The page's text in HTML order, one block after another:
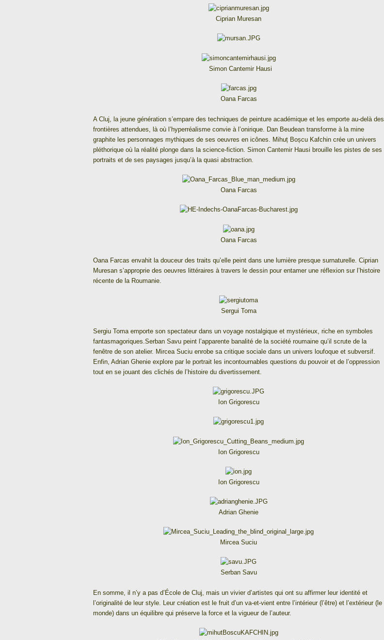
Ciprian Muresan
Simon Cantemir Hausi
Oana Farcas
A Cluj, la jeune génération s’empare des techniques de peinture académique et les emporte au-delà des
frontières attendues, là où l’hyperréalisme convie à l’onirique. Dan Beudean transforme à la mine
graphite les personnages mythiques de ses oeuvres en icônes. Mihuț Boșcu Kafchin crée un univers
pléthorique où la réalité plonge dans la science-fiction. Simon Cantemir Hausi brouille les pistes de ses
portraits et de ses paysages jusqu’à la quasi abstraction.
Oana Farcas
Oana Farcas
Oana Farcas envahit la douceur des traits qu’elle peint dans une lumière presque surnaturelle. Ciprian
Muresan s’approprie des oeuvres littéraires à travers le dessin pour entamer une réflexion sur l’histoire
récente de la Roumanie.
Sergui Toma
Sergiu Toma emporte son spectateur dans un voyage nostalgique et mystérieux, riche en symboles
fantasmagoriques.Serban Savu peint l’apparente banalité de la société roumaine qu’il scrute de la
fenêtre de son atelier. Mircea Suciu enrobe sa critique sociale dans un univers loufoque et subversif.
Enfin, Adrian Ghenie explore par le portrait les incontournables questions du pouvoir et de l’oppression
tout en se jouant des clichés de l’histoire du divertissement.
Ion Grigorescu
Ion Grigorescu
Ion Grigorescu
Adrian Ghenie
Mircea Suciu
Serban Savu
En somme, il n’y a pas d’École de Cluj, mais un vivier d’artistes qui ont su affirmer leur identité et
l’originalité de leur style. Leur création est le fruit d’un va-et-vient entre l’intérieur (l’être) et l’extérieur (le
monde) dans un équilibre qui préserve la force et la vigueur de l’auteur.